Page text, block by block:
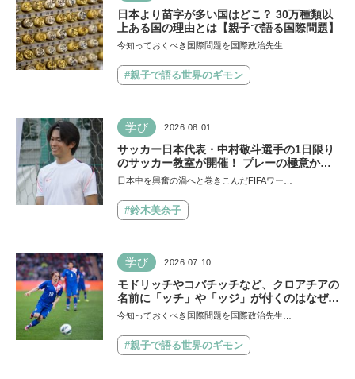
日本より苗字が多い国はどこ？ 30万種類以
上ある国の理由とは【親子で語る国際問題】
今知っておくべき国際問題を国際政治先生…
#親子で語る世界のギモン
学び 2026.08.01
サッカー日本代表・中村敬斗選手の1日限り
のサッカー教室が開催！ プレーの極意から
子ども時代の話まで…学びと笑顔あふれる大
日本中を興奮の渦へと巻きこんだFIFAワー…
#鈴木美奈子
学び 2026.07.10
モドリッチやコバチッチなど、クロアチアの
名前に「ッチ」や「ッジ」が付くのはなぜ？
【親子で語る国際問題】
今知っておくべき国際問題を国際政治先生…
#親子で語る世界のギモン